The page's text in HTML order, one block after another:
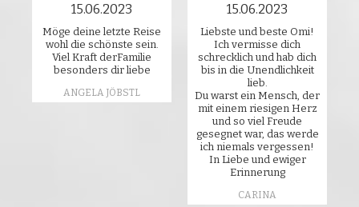
15.06.2023
Möge deine letzte Reise
wohl die schönste sein.
Viel Kraft derFamilie
besonders dir liebe
ANGELA JÖBSTL
15.06.2023
Liebste und beste Omi!
Ich vermisse dich
schrecklich und hab dich
bis in die Unendlichkeit
lieb.
Du warst ein Mensch, der
mit einem riesigen Herz
und so viel Freude
gesegnet war, das werde
ich niemals vergessen!
In Liebe und ewiger
Erinnerung
CARINA